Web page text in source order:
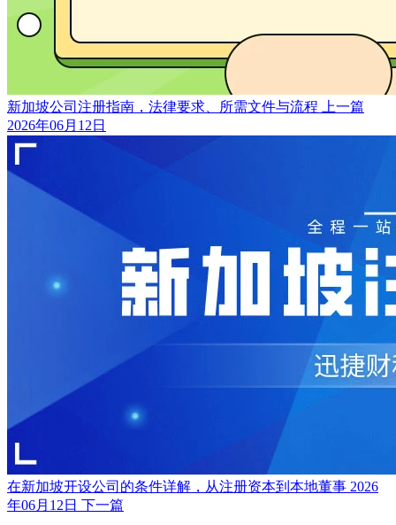
新加坡公司注册指南，法律要求、所需文件与流程
上一篇
2026年06月12日
在新加坡开设公司的条件详解，从注册资本到本地董事 2026
年06月12日 下一篇